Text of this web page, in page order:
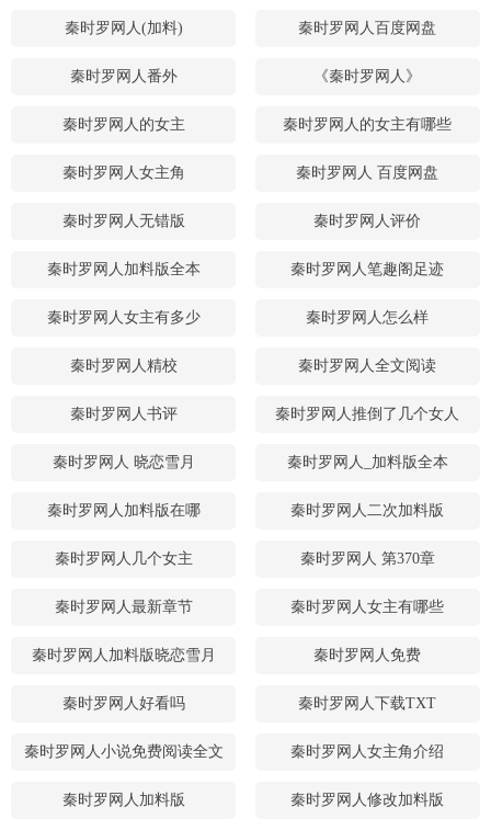
秦时罗网人(加料) 秦时罗网人百度网盘
秦时罗网人番外 《秦时罗网人》
秦时罗网人的女主 秦时罗网人的女主有哪些
秦时罗网人女主角 秦时罗网人 百度网盘
秦时罗网人无错版 秦时罗网人评价
秦时罗网人加料版全本 秦时罗网人笔趣阁足迹
秦时罗网人女主有多少 秦时罗网人怎么样
秦时罗网人精校 秦时罗网人全文阅读
秦时罗网人书评 秦时罗网人推倒了几个女人
秦时罗网人 晓恋雪月 秦时罗网人_加料版全本
秦时罗网人加料版在哪 秦时罗网人二次加料版
秦时罗网人几个女主 秦时罗网人 第370章
秦时罗网人最新章节 秦时罗网人女主有哪些
秦时罗网人加料版晓恋雪月 秦时罗网人免费
秦时罗网人好看吗 秦时罗网人下载TXT
秦时罗网人小说免费阅读全文 秦时罗网人女主角介绍
秦时罗网人加料版 秦时罗网人修改加料版